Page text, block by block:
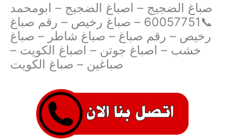
صباغ الضجيج – اصباغ الضجيج – ابومحمد
📞60057751 – صباغ رخيص – رقم صباغ
رخيص – رقم صباغ – صباغ شاطر – صباغ
خشب – اصباغ جوتن – اصباغ الكويت –
صباغين – صباغ الكويت